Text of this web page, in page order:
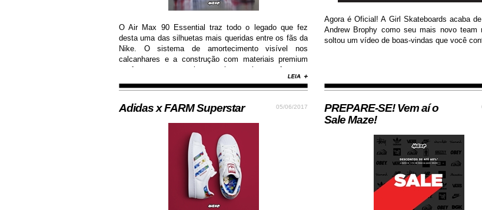
O Air Max 90 Essential traz todo o legado que fez
desta uma das silhuetas mais queridas entre os fãs da
Nike. O sistema de amortecimento visível nos
calcanhares e a construção com materiais premium
conferem ao sneaker muito mais conforto e
durabilidade, além de contar com colorway estilosa e
moderna...
05/06/2017
Adidas x FARM Superstar
Agora é Oficial! A Girl Skateboards acaba
Andrew Brophy como seu mais novo team
soltou um vídeo de boas-vindas que você
PREPARE-SE! Vem aí o
Sale Maze!